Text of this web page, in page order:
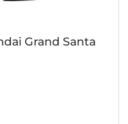
Grand Santa